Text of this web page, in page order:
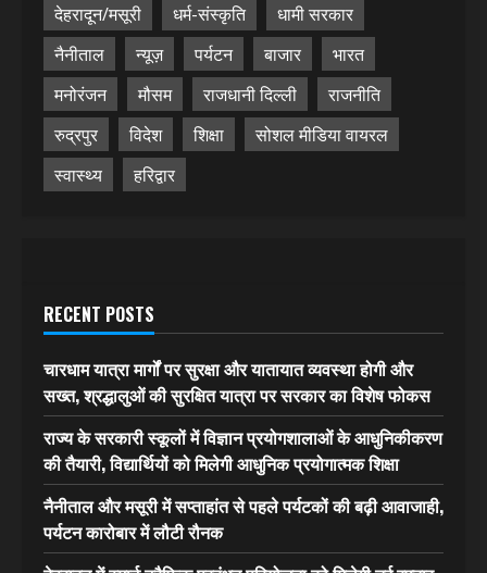
देहरादून/मसूरी
धर्म-संस्कृति
धामी सरकार
नैनीताल
न्यूज़ पर्यटन बाजार
भारत
मनोरंजन
मौसम राजधानी दिल्ली
राजनीति
रुद्रपुर
विदेश शिक्षा
सोशल मीडिया वायरल
स्वास्थ्य
हरिद्वार
RECENT POSTS
चारधाम यात्रा मार्गों पर सुरक्षा और यातायात व्यवस्था होगी और
सख्त, श्रद्धालुओं की सुरक्षित यात्रा पर सरकार का विशेष फोकस
राज्य के सरकारी स्कूलों में विज्ञान प्रयोगशालाओं के आधुनिकीकरण
की तैयारी, विद्यार्थियों को मिलेगी आधुनिक प्रयोगात्मक शिक्षा
नैनीताल और मसूरी में सप्ताहांत से पहले पर्यटकों की बढ़ी आवाजाही,
पर्यटन कारोबार में लौटी रौनक